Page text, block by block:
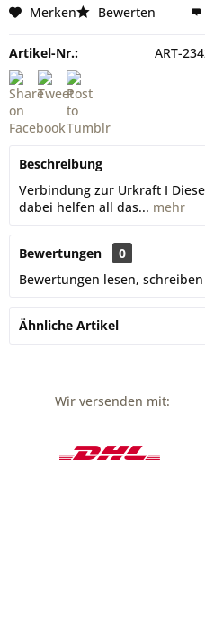
Merken Bewerten
Artikel-Nr.: ART-
Beschreibung
Verbindung zur Urkraft I
dabei helfen all das... mehr
Bewertungen
0
Bewertungen lesen,
Ähnliche Artikel
Wir versenden mit: